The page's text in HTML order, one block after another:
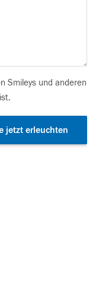
Smileys und anderen
jetzt erleuchten